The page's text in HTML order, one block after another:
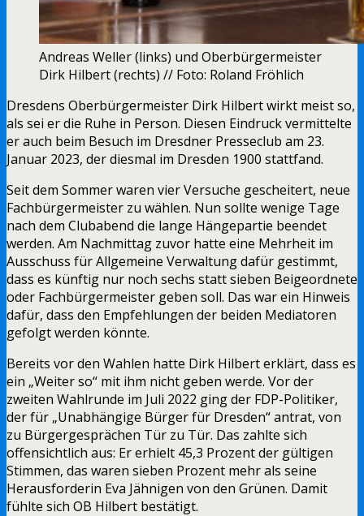
Andreas Weller (links) und Oberbürgermeister
Dirk Hilbert (rechts) // Foto: Roland Fröhlich
Dresdens Oberbürgermeister Dirk Hilbert wirkt meist so,
als sei er die Ruhe in Person. Diesen Eindruck vermittelte
er auch beim Besuch im Dresdner Presseclub am 23.
Januar 2023, der diesmal im Dresden 1900 stattfand.
Seit dem Sommer waren vier Versuche gescheitert, neue
Fachbürgermeister zu wählen. Nun sollte wenige Tage
nach dem Clubabend die lange Hängepartie beendet
werden. Am Nachmittag zuvor hatte eine Mehrheit im
Ausschuss für Allgemeine Verwaltung dafür gestimmt,
dass es künftig nur noch sechs statt sieben Beigeordnete
oder Fachbürgermeister geben soll. Das war ein Hinweis
dafür, dass den Empfehlungen der beiden Mediatoren
gefolgt werden könnte.
Bereits vor den Wahlen hatte Dirk Hilbert erklärt, dass es
ein „Weiter so“ mit ihm nicht geben werde. Vor der
zweiten Wahlrunde im Juli 2022 ging der FDP-Politiker,
der für „Unabhängige Bürger für Dresden“ antrat, von
zu Bürgergesprächen Tür zu Tür. Das zahlte sich
offensichtlich aus: Er erhielt 45,3 Prozent der gültigen
Stimmen, das waren sieben Prozent mehr als seine
Herausforderin Eva Jähnigen von den Grünen. Damit
fühlte sich OB Hilbert bestätigt.